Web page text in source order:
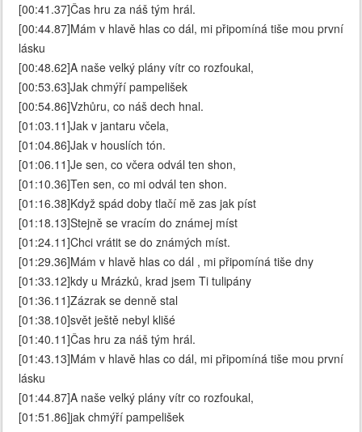
[00:41.37]Čas hru za náš tým hrál.
[00:44.87]Mám v hlavě hlas co dál, mi připomíná tiše mou první
lásku
[00:48.62]A naše velký plány vítr co rozfoukal,
[00:53.63]Jak chmýří pampelišek
[00:54.86]Vzhůru, co náš dech hnal.
[01:03.11]Jak v jantaru včela,
[01:04.86]Jak v houslích tón.
[01:06.11]Je sen, co včera odvál ten shon,
[01:10.36]Ten sen, co mi odvál ten shon.
[01:16.38]Když spád doby tlačí mě zas jak píst
[01:18.13]Stejně se vracím do známej míst
[01:24.11]Chci vrátit se do známých míst.
[01:29.36]Mám v hlavě hlas co dál , mi připomíná tiše dny
[01:33.12]kdy u Mrázků, krad jsem Ti tulipány
[01:36.11]Zázrak se denně stal
[01:38.10]svět ještě nebyl klišé
[01:40.11]Čas hru za náš tým hrál.
[01:43.13]Mám v hlavě hlas co dál, mi připomíná tiše mou první
lásku
[01:44.87]A naše velký plány vítr co rozfoukal,
[01:51.86]jak chmýří pampelišek